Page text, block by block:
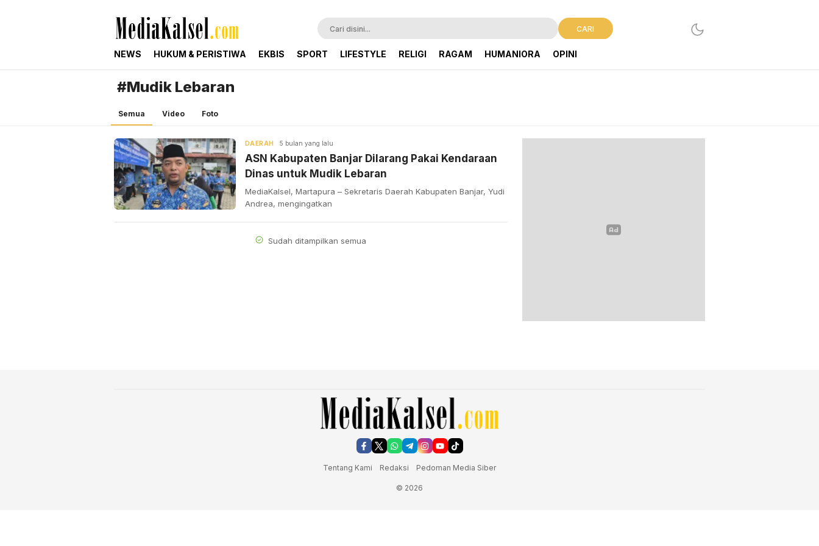
mediakalsel.com
Berita Update Banua
CARI
NEWS HUKUM & PERISTIWA EKBIS SPORT LIFESTYLE RELIGI RAGAM HUMANIORA OPINI
#Mudik Lebaran
Semua Video Foto
DAERAH 5 bulan yang lalu
ASN Kabupaten Banjar Dilarang Pakai Kendaraan
Dinas untuk Mudik Lebaran
MediaKalsel, Martapura – Sekretaris Daerah Kabupaten Banjar, Yudi
Andrea, mengingatkan
Sudah ditampilkan semua
Tentang Kami Redaksi Pedoman Media Siber
© 2026